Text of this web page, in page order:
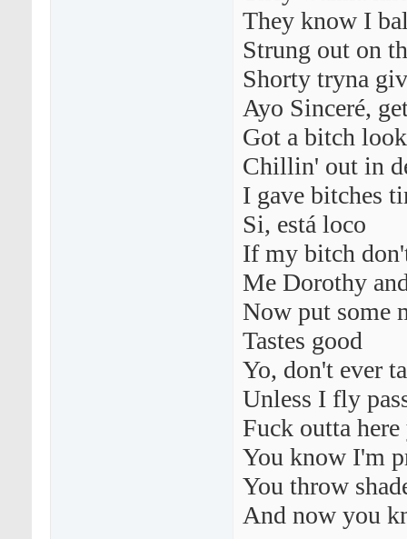
They know I
Strung out on
Shorty tryna
Ayo Sinceré,
Got a bitch
Chillin' out in
I gave bitches
Si, está loco
If my bitch
Me Dorothy
Now put some
Tastes good
Yo, don't ever
Unless I fly
Fuck outta
You know I'm
You throw
And now you